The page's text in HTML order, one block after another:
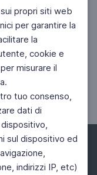
propri siti web
per garantire la
la
cookie e
misurare il
tuo consenso,
dati di
sul dispositivo ed
indirizzi IP, etc)